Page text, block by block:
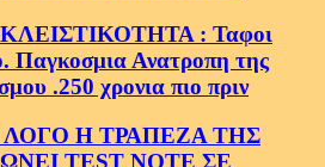
: Ταφοι
Παγκοσμια Ανατροπη της
.250 χρονια πιο πριν
Η ΤΡΑΠΕΖΑ ΤΗΣ
TEST NOTE ΣΕ